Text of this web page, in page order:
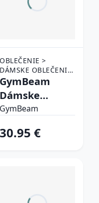
OBLEČENIE >
DÁMSKE OBLEČENIE
> TEPLÁKY A
NOHAVICE
GymBeam
Dámske
tepláky NEO
GymBeam
30.95 €